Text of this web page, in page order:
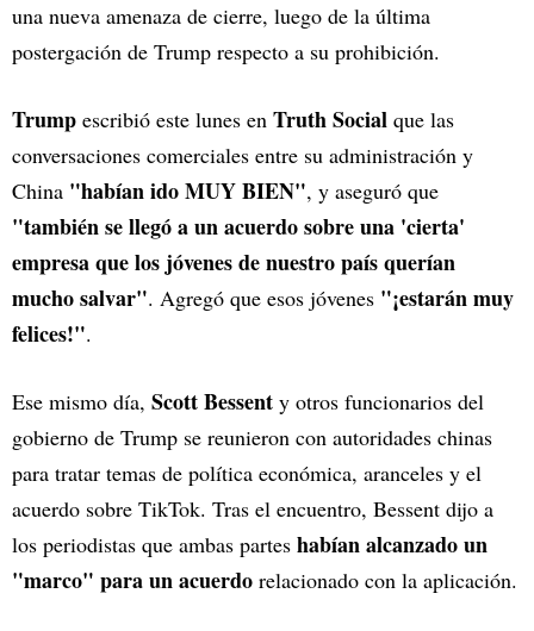
una nueva amenaza de cierre, luego de la última
postergación de Trump respecto a su prohibición.
Trump escribió este lunes en Truth Social que las
conversaciones comerciales entre su administración y
China "habían ido MUY BIEN", y aseguró que
"también se llegó a un acuerdo sobre una 'cierta'
empresa que los jóvenes de nuestro país querían
mucho salvar". Agregó que esos jóvenes "¡estarán muy
felices!".
Ese mismo día, Scott Bessent y otros funcionarios del
gobierno de Trump se reunieron con autoridades chinas
para tratar temas de política económica, aranceles y el
acuerdo sobre TikTok. Tras el encuentro, Bessent dijo a
los periodistas que ambas partes habían alcanzado un
"marco" para un acuerdo relacionado con la aplicación.